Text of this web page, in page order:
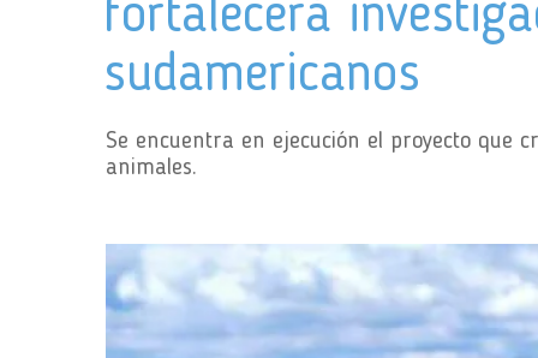
fortalecerá
sudamericanos
Se encuentra en ejecución el proyecto que
animales.